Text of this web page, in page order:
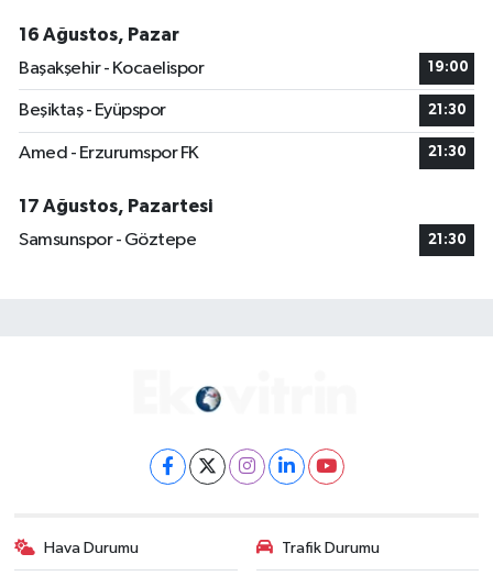
16 Ağustos, Pazar
Başakşehir - Kocaelispor
19:00
Beşiktaş - Eyüpspor 21:30
Amed - Erzurumspor FK 21:30
17 Ağustos, Pazartesi
Samsunspor - Göztepe
21:30
Hava Durumu Trafik Durumu